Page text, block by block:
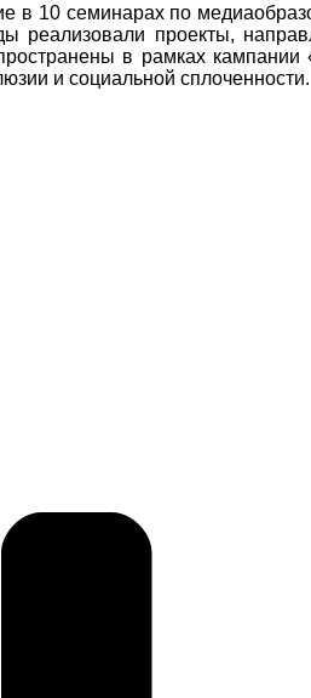
в 10 семинарах по
реализовали проекты,
в рамках
и социальной сплоченности.